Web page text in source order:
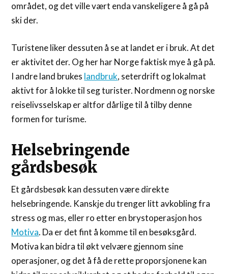
området, og det ville vært enda vanskeligere å gå på
ski der.
Turistene liker dessuten å se at landet er i bruk. At det
er aktivitet der. Og her har Norge faktisk mye å gå på.
I andre land brukes landbruk, seterdrift og lokalmat
aktivt for å lokke til seg turister. Nordmenn og norske
reiselivsselskap er altfor dårlige til å tilby denne
formen for turisme.
Helsebringende
gårdsbesøk
Et gårdsbesøk kan dessuten være direkte
helsebringende. Kanskje du trenger litt avkobling fra
stress og mas, eller ro etter en brystoperasjon hos
Motiva. Da er det fint å komme til en besøksgård.
Motiva kan bidra til økt velvære gjennom sine
operasjoner, og det å få de rette proporsjonene kan